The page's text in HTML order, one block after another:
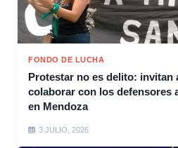
FONDO DE LUCHA
Protestar no es delito: invitan
colaborar con los defensores
en Mendoza
3 JULIO, 2026